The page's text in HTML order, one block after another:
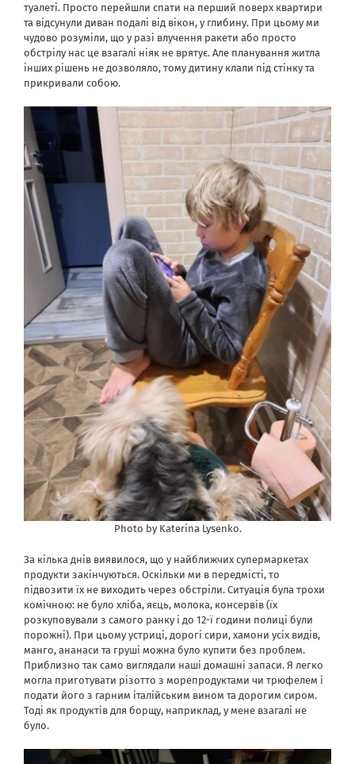
туалеті. Просто перейшли спати на перший поверх квартири
та відсунули диван подалі від вікон, у глибину. При цьому ми
чудово розуміли, що у разі влучення ракети або просто
обстрілу нас це взагалі ніяк не врятує. Але планування житла
інших рішень не дозволяло, тому дитину клали під стінку та
прикривали собою.
Photo by Katerina Lysenko.
За кілька днів виявилося, що у найближчих супермаркетах
продукти закінчуються. Оскільки ми в передмісті, то
підвозити їх не виходить через обстріли. Ситуація була трохи
комічною: не було хліба, яєць, молока, консервів (їх
розкуповували з самого ранку і до 12-ї години полиці були
порожні). При цьому устриці, дорогі сири, хамони усіх видів,
манго, ананаси та груші можна було купити без проблем.
Приблизно так само виглядали наші домашні запаси. Я легко
могла приготувати різотто з морепродуктами чи трюфелем і
подати його з гарним італійським вином та дорогим сиром.
Тоді як продуктів для борщу, наприклад, у мене взагалі не
було.